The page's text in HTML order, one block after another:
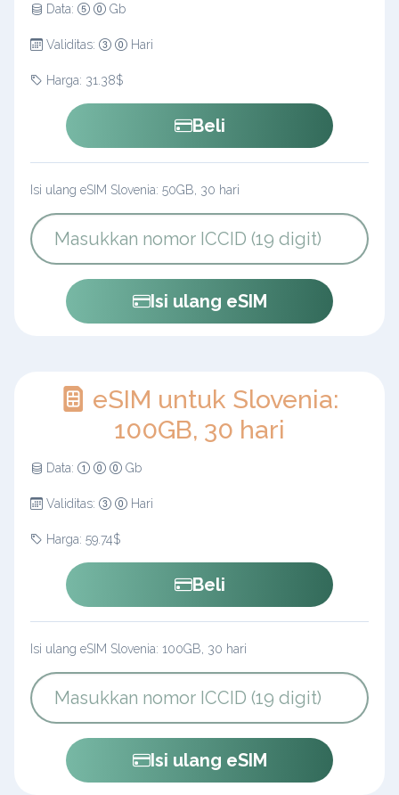
Data: Gb
Validitas: Hari
Harga: 31.38$
Beli
Isi ulang eSIM Slovenia: 50GB, 30 hari
Isi ulang eSIM
eSIM untuk Slovenia:
100GB, 30 hari
Data: Gb
Validitas: Hari
Harga: 59.74$
Beli
Isi ulang eSIM Slovenia: 100GB, 30 hari
Isi ulang eSIM